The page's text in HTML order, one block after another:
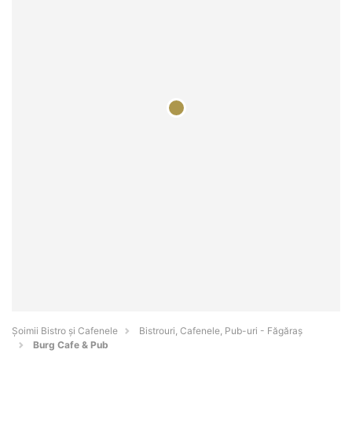
Șoimii Bistro și Cafenele
Bistrouri, Cafenele, Pub-uri - Făgăraş
Burg Cafe & Pub